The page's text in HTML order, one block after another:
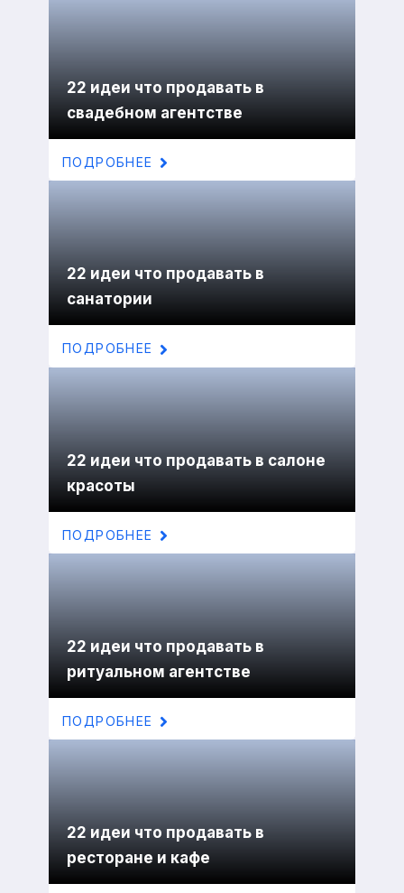
22 идеи что продавать в
свадебном агентстве
ПОДРОБНЕЕ
22 идеи что продавать в
санатории
ПОДРОБНЕЕ
22 идеи что продавать в салоне
красоты
ПОДРОБНЕЕ
22 идеи что продавать в
ритуальном агентстве
ПОДРОБНЕЕ
22 идеи что продавать в
ресторане и кафе